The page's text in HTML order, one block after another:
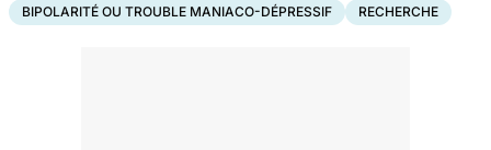
BIPOLARITÉ OU TROUBLE MANIACO-DÉPRESSIF RECHERCHE